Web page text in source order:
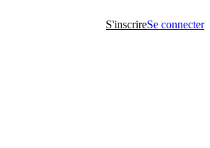
S'inscrireSe connecter